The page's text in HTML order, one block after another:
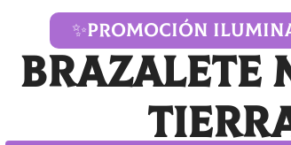
✨PROMOCIÓN
Brazalete